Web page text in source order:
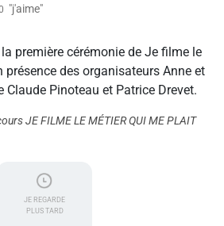
"j'aime"
première cérémonie de Je filme le
présence des organisateurs Anne et
Claude Pinoteau et Patrice Drevet.
JE FILME LE MÉTIER QUI ME PLAIT
JE REGARDE
PLUS TARD